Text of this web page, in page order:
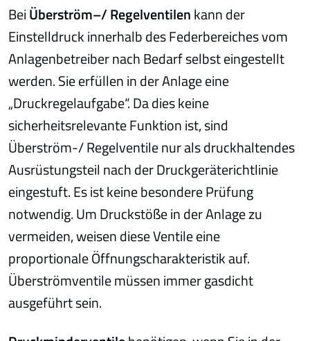
BeiÜberström–/ Regelventilenkann der
Einstelldruck innerhalb des Federbereiches vom
Anlagenbetreiber nach Bedarf selbst eingestellt
werden. Sie erfüllen in der Anlage eine
„Druckregelaufgabe“. Da dies keine
sicherheitsrelevante Funktion ist, sind
Überström-/ Regelventile nur als druckhaltendes
Ausrüstungsteil nach der Druckgeräterichtlinie
eingestuft. Es ist keine besondere Prüfung
notwendig. Um Druckstöße in der Anlage zu
vermeiden, weisen diese Ventile eine
proportionale Öffnungscharakteristik auf.
Überströmventile müssen immer gasdicht
ausgeführt sein.